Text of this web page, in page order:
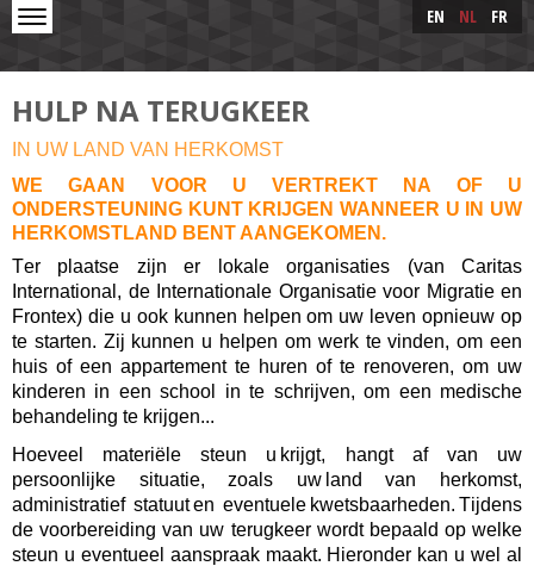
Skip
to
content
Skip to main content EN NL FR
HULP NA TERUGKEER
IN UW LAND VAN HERKOMST
WE GAAN VOOR U VERTREKT NA OF U
ONDERSTEUNING KUNT KRIJGEN WANNEER U IN UW
HERKOMSTLAND BENT AANGEKOMEN.
Ter plaatse zijn er lokale organisaties (van Caritas
International, de Internationale Organisatie voor Migratie en
Frontex) die u ook kunnen helpen om uw leven opnieuw op
te starten. Zij kunnen u helpen om werk te vinden, om een
huis of een appartement te huren of te renoveren, om uw
kinderen in een school in te schrijven, om een medische
behandeling te krijgen...
Hoeveel materiële steun u krijgt, hangt af van uw
persoonlijke situatie, zoals uw land van herkomst,
administratief statuut en eventuele kwetsbaarheden. Tijdens
de voorbereiding van uw terugkeer wordt bepaald op welke
steun u eventueel aanspraak maakt. Hieronder kan u wel al